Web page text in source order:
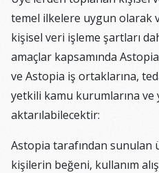
temel ilkelere uygun olarak
kişisel veri işleme şartları
amaçlar kapsamında
ve Astopia iş ortaklarına,
yetkili kamu kurumlarına
aktarılabilecektir:
Astopia tarafından
kişilerin beğeni, kullanım